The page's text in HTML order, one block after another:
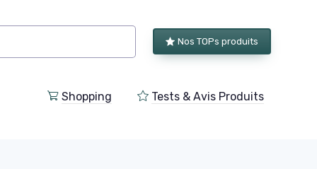
Nos TOPs produits
Shopping Tests & Avis Produits